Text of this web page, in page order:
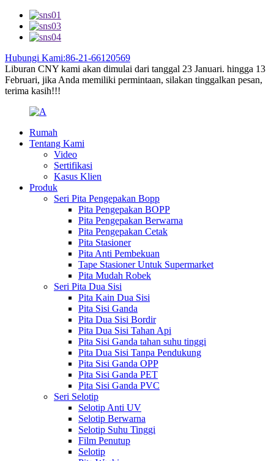
Hubungi Kami:86-21-66120569
Liburan CNY kami akan dimulai dari tanggal 23 Januari. hingga 13
Februari, jika Anda memiliki permintaan, silakan tinggalkan pesan,
terima kasih!!!
Rumah
Tentang Kami
Video
Sertifikasi
Kasus Klien
Produk
Seri Pita Pengepakan Bopp
Pita Pengepakan BOPP
Pita Pengepakan Berwarna
Pita Pengepakan Cetak
Pita Stasioner
Pita Anti Pembekuan
Tape Stasioner Untuk Supermarket
Pita Mudah Robek
Seri Pita Dua Sisi
Pita Kain Dua Sisi
Pita Sisi Ganda
Pita Dua Sisi Bordir
Pita Dua Sisi Tahan Api
Pita Sisi Ganda tahan suhu tinggi
Pita Dua Sisi Tanpa Pendukung
Pita Sisi Ganda OPP
Pita Sisi Ganda PET
Pita Sisi Ganda PVC
Seri Selotip
Selotip Anti UV
Selotip Berwarna
Selotip Suhu Tinggi
Film Penutup
Selotip